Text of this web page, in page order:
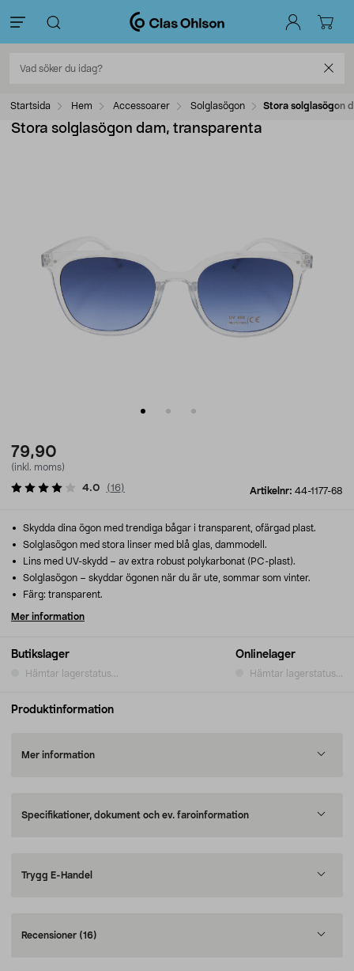
Startsida Hem Accessoarer Solglasögon Stora solglasögon
Stora solglasögon dam, transparenta
79,90
(inkl. moms)
Artikelnr: 44-1177-68
4.0 (16)
Butikslager
Hämtar lagerstatus...
Onlinelager
Hämtar lagerstatus...
Skydda dina ögon med trendiga bågar i transparent, ofärgad plast.
Solglasögon med stora linser med blå glas, dammodell.
Lins med UV-skydd – av extra robust polykarbonat (PC-plast).
Solglasögon – skyddar ögonen när du är ute, sommar som vinter.
Färg: transparent.
Mer information
Produktinformation
Mer information
Specifikationer, dokument och ev. faroinformation
Trygg E-Handel
Recensioner (16)